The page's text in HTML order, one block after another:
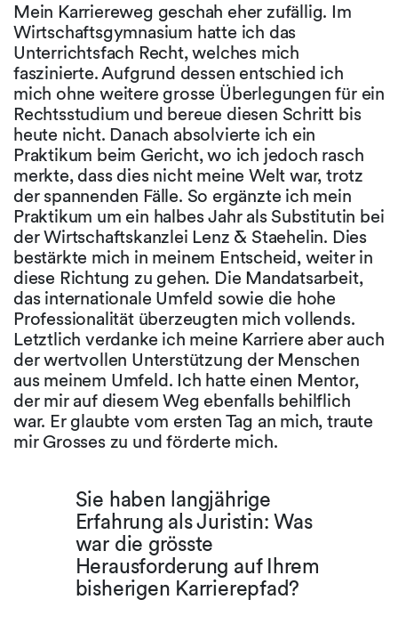
Mein Karriereweg geschah eher zufällig. Im
Wirtschaftsgymnasium hatte ich das
Unterrichtsfach Recht, welches mich
faszinierte. Aufgrund dessen entschied ich
mich ohne weitere grosse Überlegungen für ein
Rechtsstudium und bereue diesen Schritt bis
heute nicht. Danach absolvierte ich ein
Praktikum beim Gericht, wo ich jedoch rasch
merkte, dass dies nicht meine Welt war, trotz
der spannenden Fälle. So ergänzte ich mein
Praktikum um ein halbes Jahr als Substitutin bei
der Wirtschaftskanzlei Lenz & Staehelin. Dies
bestärkte mich in meinem Entscheid, weiter in
diese Richtung zu gehen. Die Mandatsarbeit,
das internationale Umfeld sowie die hohe
Professionalität überzeugten mich vollends.
Letztlich verdanke ich meine Karriere aber auch
der wertvollen Unterstützung der Menschen
aus meinem Umfeld. Ich hatte einen Mentor,
der mir auf diesem Weg ebenfalls behilflich
war. Er glaubte vom ersten Tag an mich, traute
mir Grosses zu und förderte mich.
Sie haben langjährige
Erfahrung als Juristin: Was
war die grösste
Herausforderung auf Ihrem
bisherigen Karrierepfad?